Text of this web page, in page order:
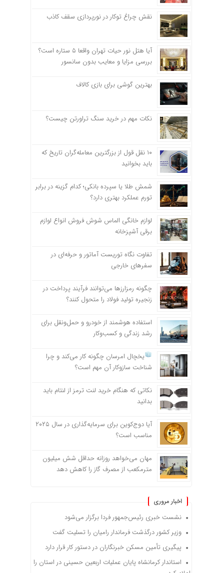
نقش چراغ توکار در نورپردازی سقف کاذب
آیا هتل نور حیات تهران واقعا ۵ ستاره است؟
بررسی مزایا و معایب بدون سانسور
بهترین گوشی برای بازی کالاف
نکات مهم در خرید سنگ تراورتن چیست؟
۱۰ نقل قول از بزرگترین معامله‌گران تاریخ که
باید بخوانید
شمش طلا یا سپرده بانکی؛ کدام گزینه در برابر
تورم عملکرد بهتری دارد؟
لوازم خانگی الماس شوش فروش انواع لوازم
برقی آشپزخانه
تفاوت نگاه توریست آماتور و حرفه‌ای در
سفرهای خارجی
چگونه رمزارزها می‌توانند فرآیند پرداخت در
زنجیره تولید فولاد را متحول کنند؟
استفاده هوشمند از خودرو و حمل‌ونقل برای
رشد زندگی و کسب‌وکار
یخچال امرسان چگونه کار می‌کند و چرا
شناخت سازوکار آن مهم است؟
نکاتی که هنگام خرید لنت ترمز از لنتام باید
بدانید
آیا دوج‌کوین برای سرمایه‌گذاری در سال ۲۰۲۵
مناسب است؟
مهان می‌خواهد روزانه حداقل شش میلیون
مترمکعب از مصرف گاز را کاهش دهد
اخبار مروری
نشست خبری رئیس‌جمهور فردا برگزار می‌شود
وزیر کشور درگذشت فرماندار رامیان را تسلیت گفت
پیگیری تأمین مسکن خبرنگاران در دستور کار قرار دارد
استاندار کرمانشاه پایان عملیات اربعین حسینی در استان را